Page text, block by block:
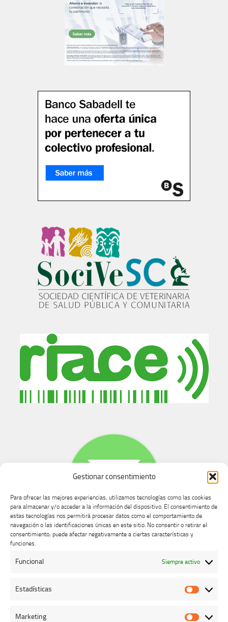
Gestionar consentimiento
Para ofrecer las mejores experiencias, utilizamos tecnologías como las cookies
para almacenar y/o acceder a la información del dispositivo. El consentimiento de
estas tecnologías nos permitirá procesar datos como el comportamiento de
navegación o las identificaciones únicas en este sitio. No consentir o retirar el
consentimiento, puede afectar negativamente a ciertas características y
funciones.
Funcional Siempre activo
Estadísticas
Marketing
Buzón de dudas, quejas y sugerencias